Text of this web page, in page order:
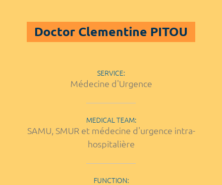
Doctor Clementine PITOU
SERVICE:
Médecine d'Urgence
MEDICAL TEAM:
SAMU, SMUR et médecine d'urgence intra-
hospitalière
FUNCTION: